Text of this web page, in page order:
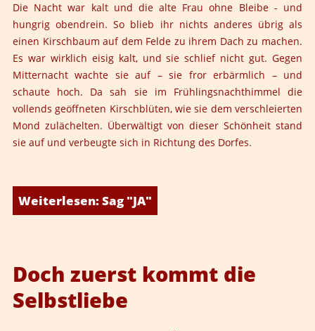
Die Nacht war kalt und die alte Frau ohne Bleibe - und
hungrig obendrein. So blieb ihr nichts anderes übrig als
einen Kirschbaum auf dem Felde zu ihrem Dach zu machen.
Es war wirklich eisig kalt, und sie schlief nicht gut. Gegen
Mitternacht wachte sie auf – sie fror erbärmlich – und
schaute hoch. Da sah sie im Frühlingsnachthimmel die
vollends geöffneten Kirschblüten, wie sie dem verschleierten
Mond zulächelten. Überwältigt von dieser Schönheit stand
sie auf und verbeugte sich in Richtung des Dorfes.
Weiterlesen: Sag "JA"
Doch zuerst kommt die
Selbstliebe